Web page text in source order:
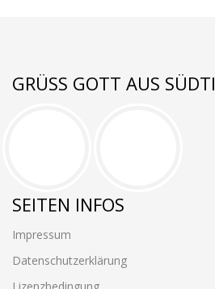
GRÜSS GOTT AUS
SEITEN INFOS
Impressum
Datenschutzerklärung